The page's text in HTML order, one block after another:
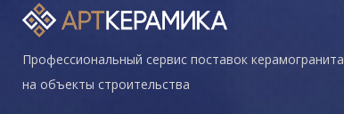
Профессиональный сервис поставок керамогранита
на объекты строительства